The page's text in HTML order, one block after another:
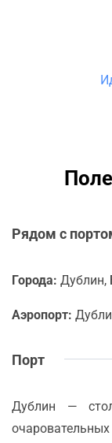
Рядом с
Города: Дублин,
Аэропорт:
Порт
Дублин —